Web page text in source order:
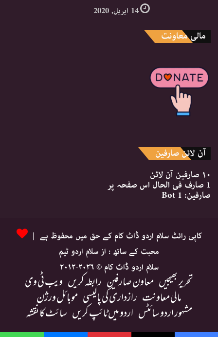
14 اپریل, 2020
مالی معاونت
آن لائن صارفین
۱۰ صارفین
آن لائن
1 صارف فی الحال اس صفحہ پر
صارفین: 1 Bot
کاپی رائٹ سلام اردو ڈاٹ کام کے حق میں محفوظ ہے |
محبت کے ساتھ : از سلام اردو ٹیم
سلام اردو ڈاٹ کام © ۲۰۲۶-۲۰۱۲
تحریر بھیجیں معاون صارفین رابطہ کریں ویب ٹی وی
مالی معاونت رازداری کی پالیسی موبائل ورژن
مشہور اردو سائٹس اردو میں ٹائپ کریں سائٹ کا نقشہ